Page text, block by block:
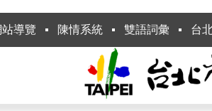
導覽 陳情系統 雙語詞彙 台